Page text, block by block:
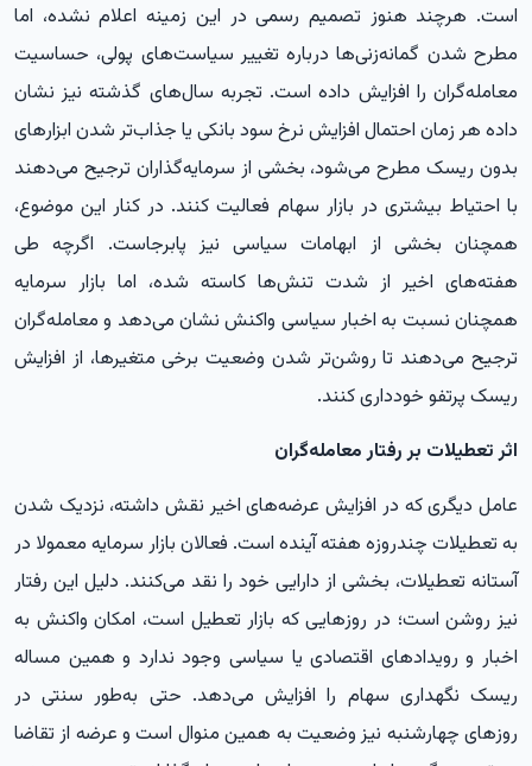
است. هرچند هنوز تصمیم رسمی در این زمینه اعلام نشده، اما
مطرح شدن گمانه‌زنی‌ها درباره تغییر سیاست‌های پولی، حساسیت
معامله‌گران را افزایش داده است. تجربه سال‌های گذشته نیز نشان
داده هر زمان احتمال افزایش نرخ سود بانکی یا جذاب‌تر شدن ابزارهای
بدون ریسک مطرح می‌شود، بخشی از سرمایه‌گذاران ترجیح می‌دهند
با احتیاط بیشتری در بازار سهام فعالیت کنند. در کنار این موضوع،
همچنان بخشی از ابهامات سیاسی نیز پابرجاست. اگرچه طی
هفته‌های اخیر از شدت تنش‌ها کاسته شده، اما بازار سرمایه
همچنان نسبت به اخبار سیاسی واکنش نشان می‌دهد و معامله‌گران
ترجیح می‌دهند تا روشن‌تر شدن وضعیت برخی متغیرها، از افزایش
ریسک پرتفو خودداری کنند.
اثر تعطیلات بر رفتار معامله‌گران
عامل دیگری که در افزایش عرضه‌های اخیر نقش داشته، نزدیک شدن
به تعطیلات چندروزه هفته آینده است. فعالان بازار سرمایه معمولا در
آستانه تعطیلات، بخشی از دارایی خود را نقد می‌کنند. دلیل این رفتار
نیز روشن است؛ در روزهایی که بازار تعطیل است، امکان واکنش به
اخبار و رویدادهای اقتصادی یا سیاسی وجود ندارد و همین مساله
ریسک نگهداری سهام را افزایش می‌دهد. حتی به‌طور سنتی در
روزهای چهارشنبه نیز وضعیت به همین منوال است و عرضه از تقاضا